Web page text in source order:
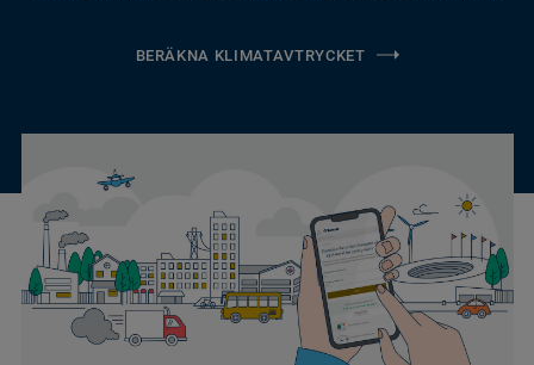
BERÄKNA KLIMATAVTRYCKET